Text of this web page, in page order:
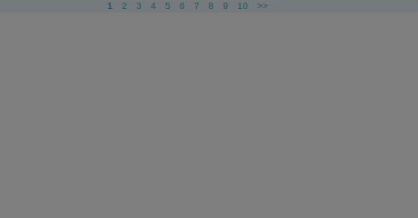
1 2 3 4 5 6 7 8 9 10 >>